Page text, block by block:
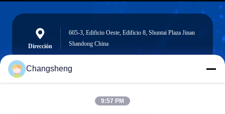
Dirección
605-3, Edificio Oeste, Edificio 8, Shuntai Plaza Jinan
Shandong China
roger@decorationsculpture.com
Changsheng
9:57 PM